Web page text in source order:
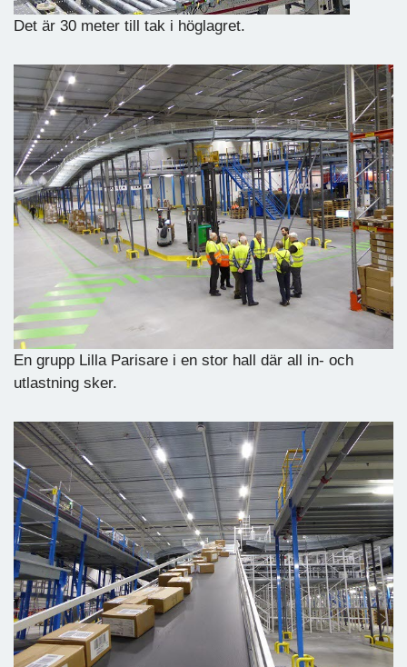
Det är 30 meter till tak i höglagret.
En grupp Lilla Parisare i en stor hall där all in- och
utlastning sker.